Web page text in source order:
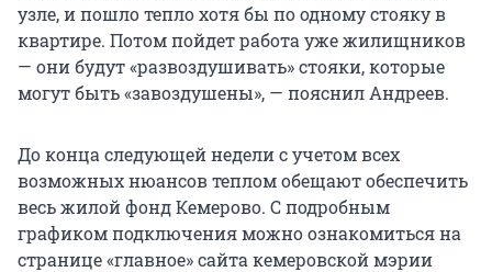
узле, и пошло тепло хотя бы по одному стояку в
квартире. Потом пойдет работа уже жилищников
— они будут «развоздушивать» стояки, которые
могут быть «завоздушены», — пояснил Андреев.
До конца следующей недели с учетом всех
возможных нюансов теплом обещают обеспечить
весь жилой фонд Кемерово. С подробным
графиком подключения можно ознакомиться на
странице «главное» сайта кемеровской мэрии